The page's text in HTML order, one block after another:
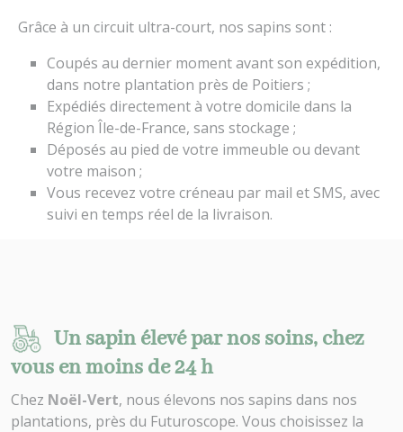
Grâce à un circuit ultra-court, nos sapins sont :
Coupés au dernier moment avant son expédition,
dans notre plantation près de Poitiers ;
Expédiés directement à votre domicile dans la
Région Île-de-France, sans stockage ;
Déposés au pied de votre immeuble ou devant
votre maison ;
Vous recevez votre créneau par mail et SMS, avec
suivi en temps réel de la livraison.
Un sapin élevé par nos soins, chez
vous en moins de 24 h
Chez Noël-Vert, nous élevons nos sapins dans nos
plantations, près du Futuroscope. Vous choisissez la